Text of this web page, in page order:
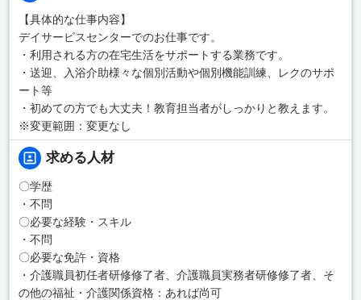
【具体的な仕事内容】
デイサービスセンターでのお仕事です。
・利用される方の在宅生活をサポートする業務です。
・送迎、入浴介助様々な個別活動や個別機能訓練、レクのサポ
ート等
・初めての方でも大丈夫！教育担当者がしっかりと教えます。
※変更範囲：変更なし
求める人材
〇学歴
・不問
〇必要な経験・スキル
・不問
〇必要な免許・資格
・介護職員初任者研修修了者、介護職員実務者研修修了者、そ
の他の福祉・介護関係資格：あれば尚可